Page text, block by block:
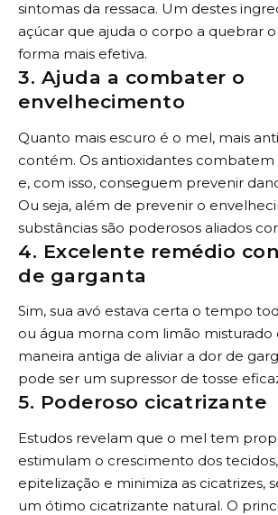
sintomas da ressaca. Um destes
açúcar que ajuda o corpo a quebrar
forma mais efetiva.
3. Ajuda a combater o
envelhecimento
Quanto mais escuro é o mel, mais
contém. Os antioxidantes combatem
e, com isso, conseguem prevenir
Ou seja, além de prevenir o
substâncias são poderosos aliados
4. Excelente remédio
de garganta
Sim, sua avó estava certa o tempo
ou água morna com limão
maneira antiga de aliviar a dor de
pode ser um supressor de tosse
5. Poderoso cicatrizante
Estudos revelam que o mel tem
estimulam o crescimento dos
epitelização e minimiza as cicatrizes,
um ótimo cicatrizante natural. O